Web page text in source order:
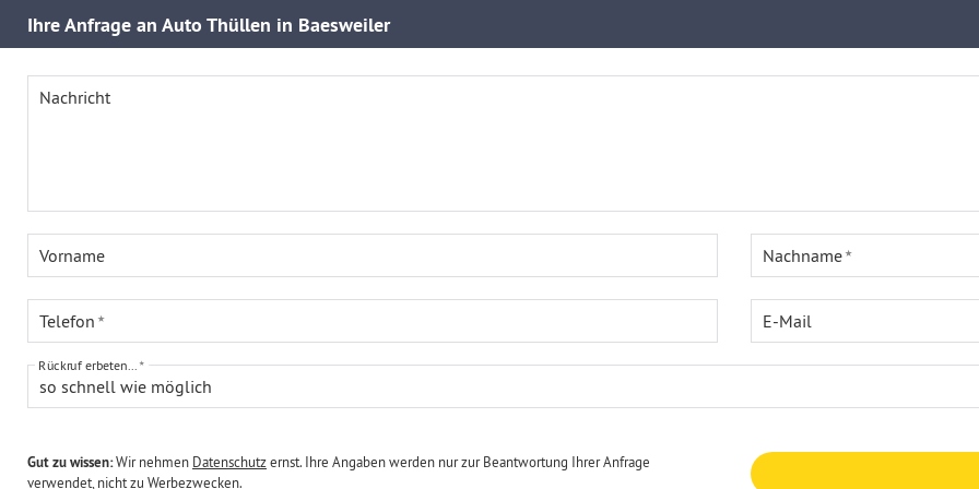
IhreAnfrage an Auto Thüllen in Baesweiler
Nachricht
Vorname Nachname
Telefon E-Mail
so schnell wie möglich
Rückruf erbeten...
Gut zu wissen:Wir nehmen Datenschutzernst. Ihre Angaben werden nur zur Beantwortung Ihrer Anfrage
verwendet, nicht zu Werbezwecken.